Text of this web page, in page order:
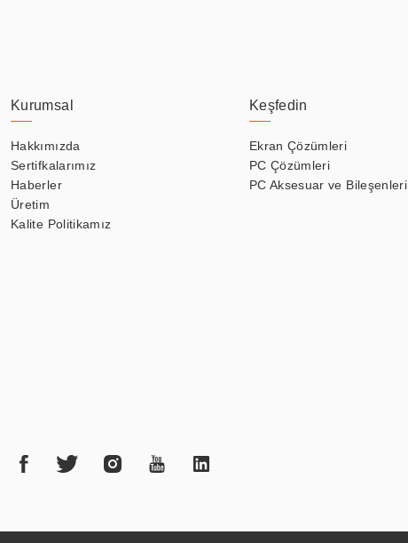
Kurumsal
Hakkımızda
Sertifkalarımız
Haberler
Üretim
Kalite Politikamız
Keşfedin
Ekran Çözümleri
PC Çözümleri
PC Aksesuar ve Bileşenleri